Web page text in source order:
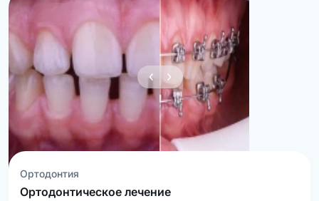
Ортодонтия
Ортодонтическое лечение